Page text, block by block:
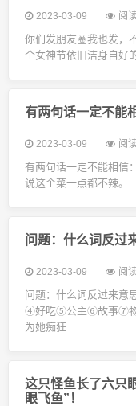
2023-03-09 阅
你们发朋友圈我也发，​
个女神节依旧洁身自好
有两句话一定不能
2023-03-09 阅
有两句话一定不能相信
说这个菜一点都不辣。
问题：什么词反过
2023-03-09 阅
问题：什么词反过来
④好吃⑤公主⑥故事⑦物
为她痴狂
这只怪鱼长了六只
眼飞鱼”！